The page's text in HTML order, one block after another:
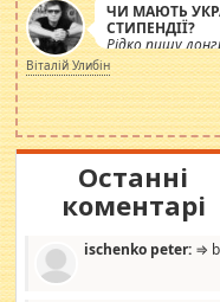
ЧИ МАЮТЬ
СТИПЕНДІЇ?
Рідко пишу
просто
навколо
роздувається
Віталій Улибін
Останні
коментарі
ischenko peter: ⇒